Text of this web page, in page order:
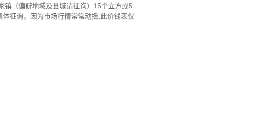
镇（偏僻地域及县城请征询）15个立方或5
征询，因为市场行情常常动摇,此价钱表仅